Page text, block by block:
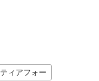
ティアフォー